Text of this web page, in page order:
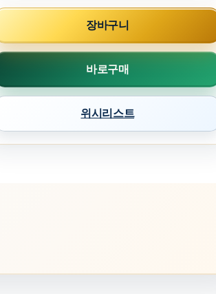
바로구매
장바구니
위시리스트